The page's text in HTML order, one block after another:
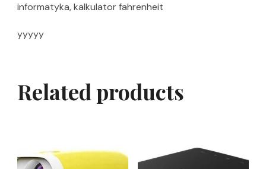
informatyka, kalkulator fahrenheit
yyyyy
Related products